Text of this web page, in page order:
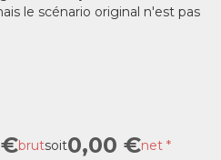
le scénario original n'est pas
brutsoit0,00 €net *